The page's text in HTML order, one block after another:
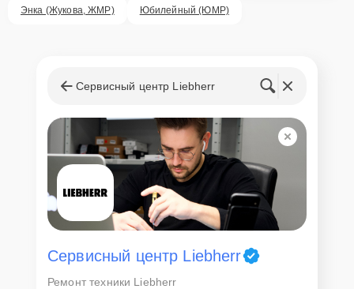
ответственность за сохранность техники и безопасность личных
горячей линии: +7 (861) 212-35-79. Наши специалисты оперативно
проконсультируют по всем необходимым вопросам, запишут на
диагностику, подскажут с вариантами курьерской доставки или
оформят выезд мастера в удобное время и место.
Энка (Жукова, ЖМР) Юбилейный (ЮМР)
Сервисный центр Liebherr
Сервисный центр Liebherr
Ремонт техники Liebherr